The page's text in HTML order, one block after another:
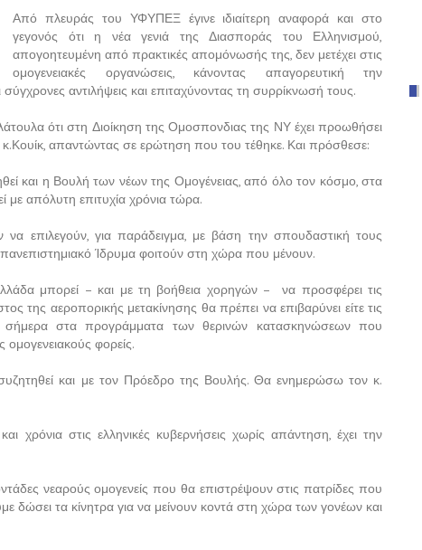
Από πλευράς του ΥΦΥΠΕΞ έγινε ιδιαίτερη αναφορά και στο
γεγονός ότι η νέα γενιά της Διασποράς του Ελληνισμού,
απογοητευμένη από πρακτικές απομόνωσής της, δεν μετέχει στις
ομογενειακές οργανώσεις, κάνοντας απαγορευτική την
αντιλήψεις και επιταχύνοντας τη συρρίκνωσή τους.
ότι στη Διοίκηση της Ομοσπονδιας της ΝΥ έχει προωθήσει
απαντώντας σε ερώτηση που του τέθηκε. Και πρόσθεσε:
και η Βουλή των νέων της Ομογένειας, από όλο τον κόσμο, στα
απόλυτη επιτυχία χρόνια τώρα.
επιλεγούν, για παράδειγμα, με βάση την σπουδαστική τους
Ίδρυμα φοιτούν στη χώρα που μένουν.
μπορεί – και με τη βοήθεια χορηγών – να προσφέρει τις
της αεροπορικής μετακίνησης θα πρέπει να επιβαρύνει είτε τις
σήμερα στα προγράμματα των θερινών κατασκηνώσεων που
φορείς.
και με τον Πρόεδρο της Βουλής. Θα ενημερώσω τον κ.
χρόνια στις ελληνικές κυβερνήσεις χωρίς απάντηση, έχει την
νεαρούς ομογενείς που θα επιστρέψουν στις πατρίδες που
δώσει τα κίνητρα για να μείνουν κοντά στη χώρα των γονέων και